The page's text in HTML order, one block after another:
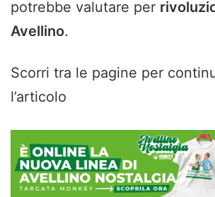
potrebbe valutare per
Avellino.
Scorri tra le pagine per
l’articolo